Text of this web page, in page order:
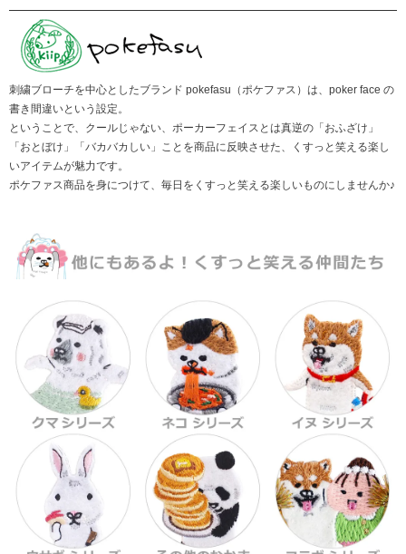
刺繍ブローチを中心としたブランド pokefasu（ポケファス）は、poker face の
書き間違いという設定。
ということで、クールじゃない、ポーカーフェイスとは真逆の「おふざけ」
「おとぼけ」「バカバカしい」ことを商品に反映させた、くすっと笑える楽し
いアイテムが魅力です。
ポケファス商品を身につけて、毎日をくすっと笑える楽しいものにしませんか♪